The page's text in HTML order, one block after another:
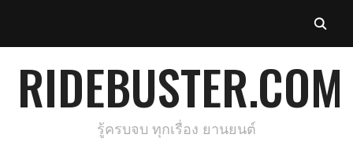
RIDEBUSTER.COM
รู้ครบจบ ทุกเรื่อง ยานยนต์